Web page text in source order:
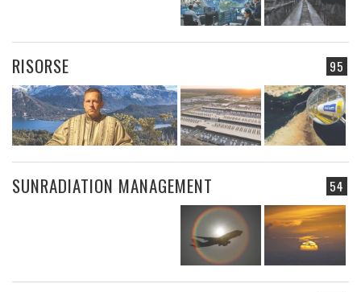
95
RISORSE
54
SUNRADIATION MANAGEMENT